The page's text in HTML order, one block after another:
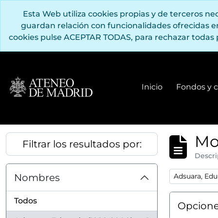
Esta Web utiliza cookies propias y de terceros
guardan relación con funcionalidades ofrecidas
cookies pulse ACEPTAR TODAS, para rechazar
Inicio Fondos y
Filtrar los resultados por:
Nombres
Todos
Remove
Adsuara,